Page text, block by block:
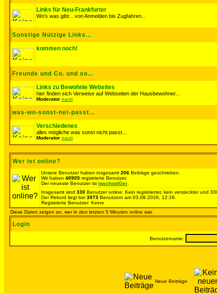
Links für Neu-Frankfurter
Wo's was gibt... von Anmelden bis Zugfahren...
Sonstige Nützige Links...
kommen noch!
Freunde und Co. und so...
Links zu Bewohnie Websites
hier finden sich Verweise auf Webseiten der Hausbewohner...
Moderator nauti
was-wo-sonst-net-passt...
Verschiedenes
alles mögliche was sonst nicht passt...
Moderator nauti
Wer ist online?
Unsere Benutzer haben insgesamt 206 Beiträge geschrieben.
Wir haben 40905 registrierte Benutzer.
Der neueste Benutzer ist iqschoolGer
Insgesamt sind 330 Benutzer online: Kein registrierter, kein versteckter und
Der Rekord liegt bei 3973 Benutzern am 03.08.2026, 12:26.
Registrierte Benutzer: Keine
Diese Daten zeigen an, wer in den letzten 5 Minuten online war.
Login
Benutzername:
Neue Beiträge